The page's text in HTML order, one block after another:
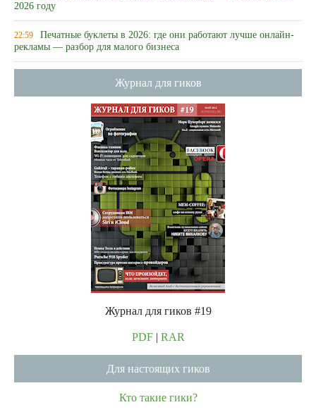
2026 году
22:59 Печатные буклеты в 2026: где они работают лучше онлайн-
рекламы — разбор для малого бизнеса
Журнал для гиков
Журнал для гиков #19
PDF| RAR
Для настоящих гиков
Кто такие гики?